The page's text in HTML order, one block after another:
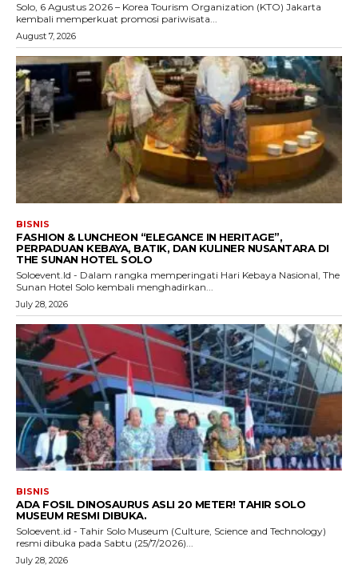
Solo, 6 Agustus 2026 – Korea Tourism Organization (KTO) Jakarta
kembali memperkuat promosi pariwisata...
August 7, 2026
BISNIS
FASHION & LUNCHEON “ELEGANCE IN HERITAGE”,
PERPADUAN KEBAYA, BATIK, DAN KULINER NUSANTARA DI
THE SUNAN HOTEL SOLO
Soloevent.Id - Dalam rangka memperingati Hari Kebaya Nasional, The
Sunan Hotel Solo kembali menghadirkan...
July 28, 2026
BISNIS
ADA FOSIL DINOSAURUS ASLI 20 METER! TAHIR SOLO
MUSEUM RESMI DIBUKA.
Soloevent.id - Tahir Solo Museum (Culture, Science and Technology)
resmi dibuka pada Sabtu (25/7/2026)...
July 28, 2026